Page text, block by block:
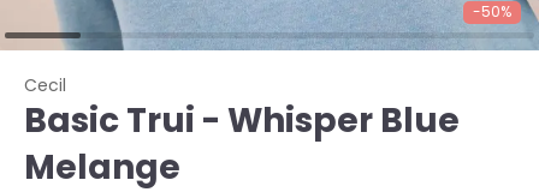
-50%
Cecil
Basic Trui - Whisper Blue
Melange